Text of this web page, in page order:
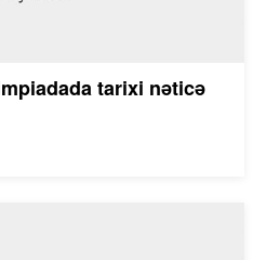
tarixi nəticə